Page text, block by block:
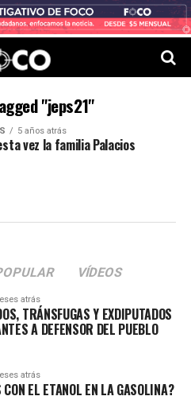
"jeps21"
5 años atrás
vez la familia Palacios
VÍDEOS
atrás
TRÁNSFUGAS Y EXDIPUTADOS
A DEFENSOR DEL PUEBLO
atrás
CON EL ETANOL EN LA GASOLINA?